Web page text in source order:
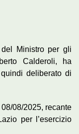
Ministro per gli
Calderoli, ha
deliberato di
08/2025, recante
per l’esercizio